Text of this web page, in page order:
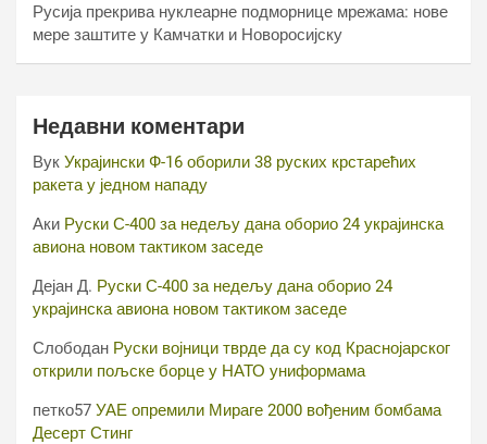
Русија прекрива нуклеарне подморнице мрежама: нове
мере заштите у Камчатки и Новоросијску
Недавни коментари
Вук Украјински Ф-16 оборили 38 руских крстарећих
ракета у једном нападу
Аки Руски С-400 за недељу дана оборио 24 украјинска
авиона новом тактиком заседе
Дејан Д. Руски С-400 за недељу дана оборио 24
украјинска авиона новом тактиком заседе
Слободан Руски војници тврде да су код Краснојарског
открили пољске борце у НАТО униформама
петко57 УАЕ опремили Мираге 2000 вођеним бомбама
Десерт Стинг